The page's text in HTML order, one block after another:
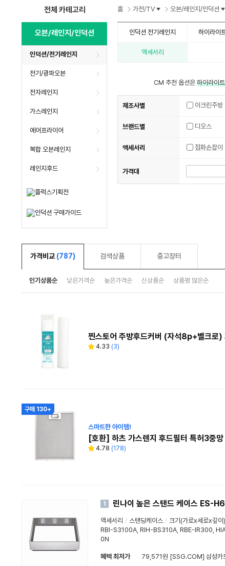
전체 카테고리
오븐/레인지/인덕션
인덕션/전기레인지
전기/광파오븐
전자레인지
가스레인지
에어프라이어
복합 오븐레인지
레인지후드
홈 가전/TV 오븐/레인지/인덕션
인덕션 전기레인지 하이라이
액세서리
CM 추천 옵션은 하이라이트
제조사별 이크린주방
브랜드별 디오스
액세서리 점화손잡이
가격대
가격비교 (787) 검색상품 중고장터
인기상품순 낮은가격순 높은가격순 신상품순 상품평 많은순
찐스토어 주방후드커버 (자석8p+벨크로)
별 4.33
리
(3)
구매 130+
스마트한 아이템!
[호환] 하츠 가스렌지 후드필터 특허3중망
별 4.78
리
(178)
1 린나이 높은 스탠드 케이스 ES-
액세서리 / 스탠딩케이스 / 크기(가로x세로x깊
RBI-S3100A, RIH-BS310A, RBE-IR300,
0N
혜택 최저가 79,571원 [SSG.COM] 삼성카